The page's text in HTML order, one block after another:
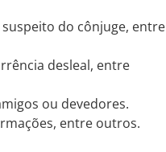
do cônjuge, entre
desleal, entre
ou devedores.
entre outros.